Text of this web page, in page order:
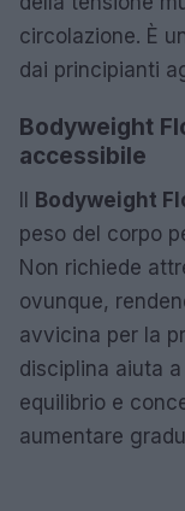
circolazione. È
dai principianti
Bodyweight
accessibile
Il Bodyweight
peso del corpo
Non richiede
ovunque,
avvicina per la
disciplina aiuta
equilibrio e
aumentare